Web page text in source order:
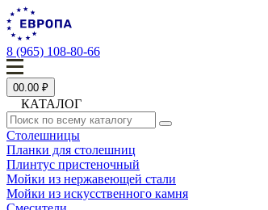
8 (965) 108-80-66
00.00 ₽
КАТАЛОГ
Столешницы
Планки для столешниц
Плинтус пристеночный
Мойки из нержавеющей стали
Мойки из искусственного камня